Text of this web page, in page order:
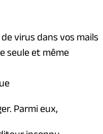
virus dans vos mails
seule et même
Parmi eux,